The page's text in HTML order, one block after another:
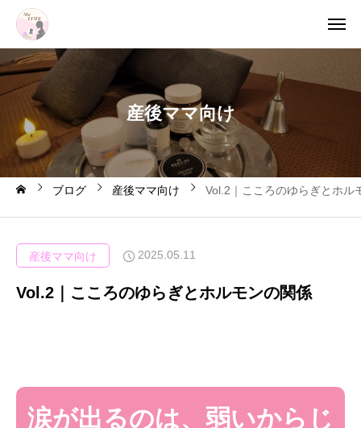
産後ママ向け
ブログ 産後ママ向け Vol.2｜こころのゆらぎとホル
産後ママ向け 2025.05.11
Vol.2｜こころのゆらぎとホルモンの関係
涙が出るのは、弱いからじ